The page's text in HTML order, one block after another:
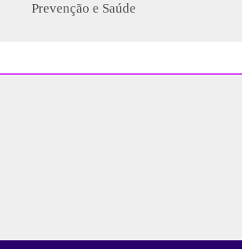
Prevenção e Saúde